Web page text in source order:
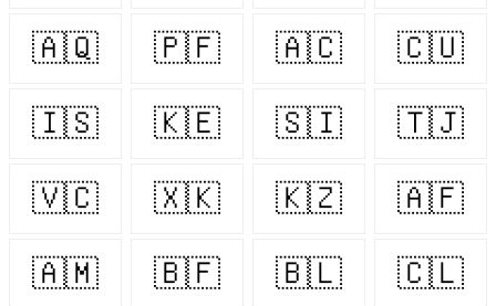
🇦🇶 🇵🇫 🇦🇨 🇨🇺
🇮🇸 🇰🇪 🇸🇮 🇹🇯
🇻🇨 🇽🇰 🇰🇿 🇦🇫
🇦🇲 🇧🇫 🇧🇱 🇨🇱